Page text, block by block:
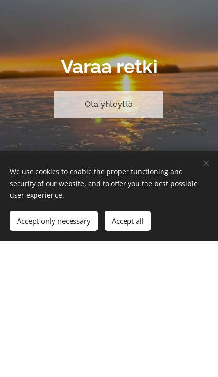
Varaa retki
Ota yhteyttä
We use cookies to enable the proper functioning and
security of our website, and to offer you the best possible
user experience.
Accept only necessary Accept all